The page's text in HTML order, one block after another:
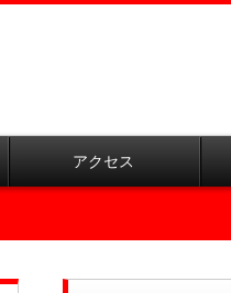
アクセス